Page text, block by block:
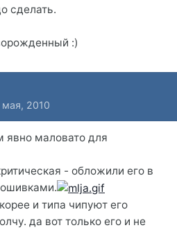
сделать.
:)
мая, 2010
явно маловато для
- обложили его в
и типа чипуют его
да вот только его и не